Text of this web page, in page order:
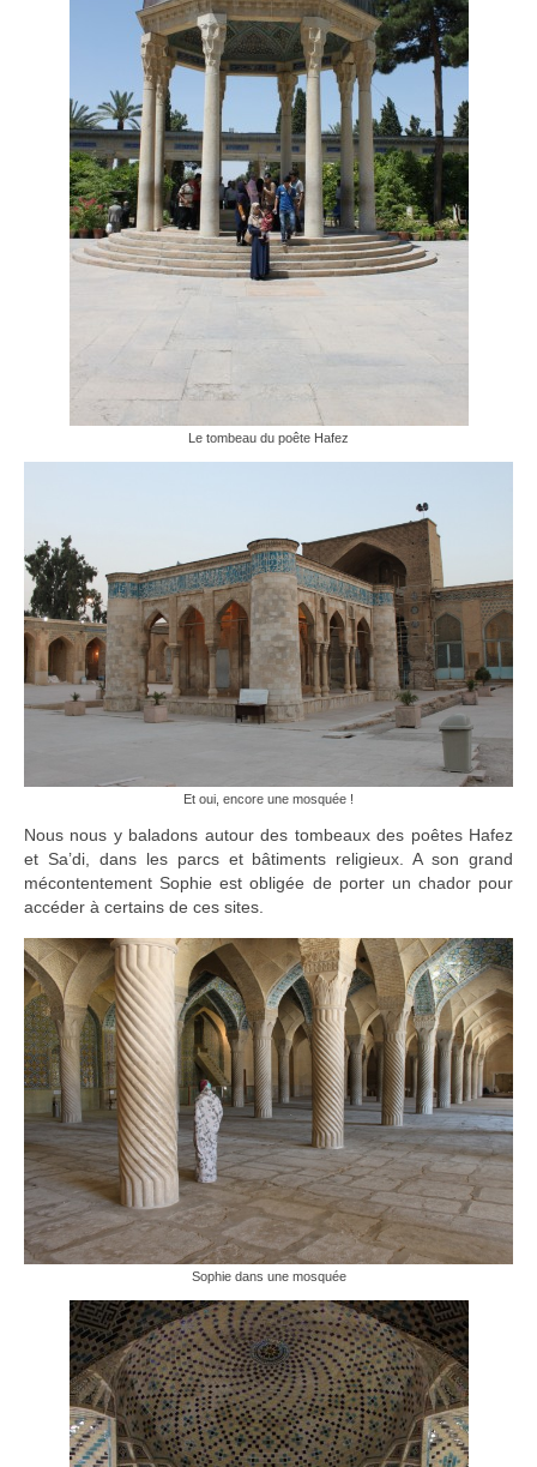
Les coulisses
The Tour du monde
The Team
Contact
Blogs voyage
Le tombeau du poête Hafez
Et oui, encore une mosquée !
Nous nous y baladons autour des tombeaux des poêtes Hafez
et Sa’di, dans les parcs et bâtiments religieux. A son grand
mécontentement Sophie est obligée de porter un chador pour
accéder à certains de ces sites.
Sophie dans une mosquée